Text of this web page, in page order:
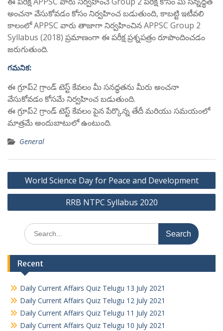
అంచనా వేసుకోవడం కోసం నిర్వహించ బడుతుంది, కాబట్టి ఇటీవలి
కాలంలో APPSC వారు తాజాగా నిర్వహించిన APPSC Group 2
Syllabus (2018) ప్రమాణంగా ఈ పరీక్ష ప్రశ్నపత్రం రూపొందించడం
జరుగుతుంది.
గమనిక:
ఈ గ్రూప్2 గ్రాండ్ టెస్ట్ కేవలం మీ సనద్ధతను మీరు అంచనా
వేసుకోవడం కోసమే నిర్వహించ బడుతుంది.
ఈ గ్రూప్2 గ్రాండ్ టెస్ట్ కేవలం పైన పేర్కొన్న తేదీ మరియు సమయంలో
మాత్రమే అందుబాటులో ఉంటుంది.
General
Post
navigation
World Science Day for Peace and Development
RRB NTPC Syllabus 2020
Search
for:
Recent
Daily Current Affairs Quiz Telugu 13 July 2021
Daily Current Affairs Quiz Telugu 12 July 2021
Daily Current Affairs Quiz Telugu 11 July 2021
Daily Current Affairs Quiz Telugu 10 July 2021